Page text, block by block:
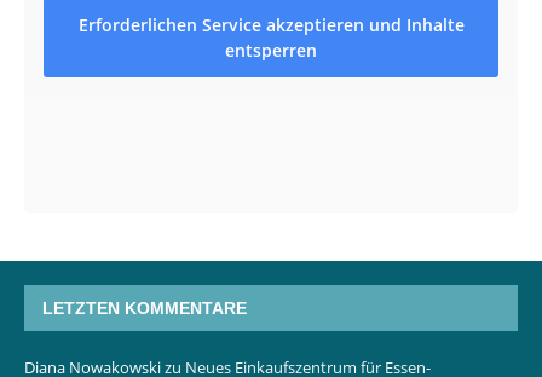
Erforderlichen Service akzeptieren und Inhalte
entsperren
LETZTEN KOMMENTARE
Diana Nowakowskizu Neues Einkaufszentrum für Essen-